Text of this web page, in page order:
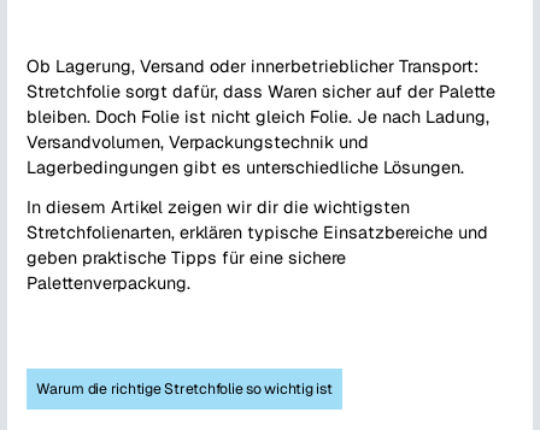
Ob Lagerung, Versand oder innerbetrieblicher Transport:
Stretchfolie sorgt dafür, dass Waren sicher auf der Palette
bleiben. Doch Folie ist nicht gleich Folie. Je nach Ladung,
Versandvolumen, Verpackungstechnik und
Lagerbedingungen gibt es unterschiedliche Lösungen.
In diesem Artikel zeigen wir dir die wichtigsten
Stretchfolienarten, erklären typische Einsatzbereiche und
geben praktische Tipps für eine sichere
Palettenverpackung.
Warum die richtige Stretchfolie so wichtig ist